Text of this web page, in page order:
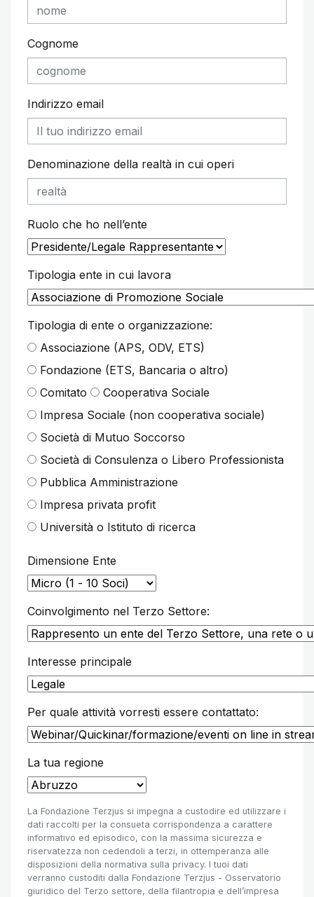
Cognome
Indirizzo email
Denominazione della realtà in cui operi
Ruolo che ho nell’ente
Tipologia ente in cui lavora
Tipologia di ente o organizzazione:
Associazione (APS, ODV, ETS)
Fondazione (ETS, Bancaria o altro)
Comitato
Cooperativa Sociale
Impresa Sociale (non cooperativa sociale)
Società di Mutuo Soccorso
Società di Consulenza o Libero Professionista
Pubblica Amministrazione
Impresa privata profit
Università o Istituto di ricerca
Dimensione Ente
Coinvolgimento nel Terzo Settore:
Interesse principale
Per quale attività vorresti essere contattato:
La tua regione
La Fondazione Terzjus si impegna a custodire ed utilizzare i
dati raccolti per la consueta corrispondenza a carattere
informativo ed episodico, con la massima sicurezza e
riservatezza non cedendoli a terzi, in ottemperanza alle
disposizioni della normativa sulla privacy. I tuoi dati
verranno custoditi dalla Fondazione Terzjus - Osservatorio
giuridico del Terzo settore, della filantropia e dell’impresa